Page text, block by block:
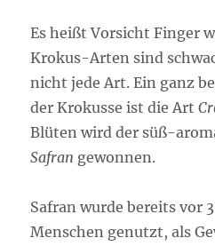
Es heißt Vorsicht Finger
Krokus-Arten sind
nicht jede Art. Ein ganz
der Krokusse ist die Art
Blüten wird der süß-
Safran gewonnen.
Safran wurde bereits vor
Menschen genutzt, als